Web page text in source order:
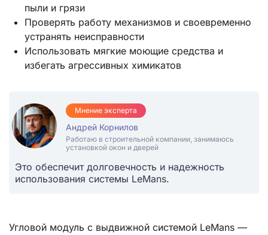
пыли и грязи
Проверять работу механизмов и своевременно
устранять неисправности
Использовать мягкие моющие средства и
избегать агрессивных химикатов
Мнение эксперта
Андрей Корнилов
Работаю в строительной компании, занимаюсь
установкой окон и дверей
Это обеспечит долговечность и надежность
использования системы LeMans.
Угловой модуль с выдвижной системой LeMans —